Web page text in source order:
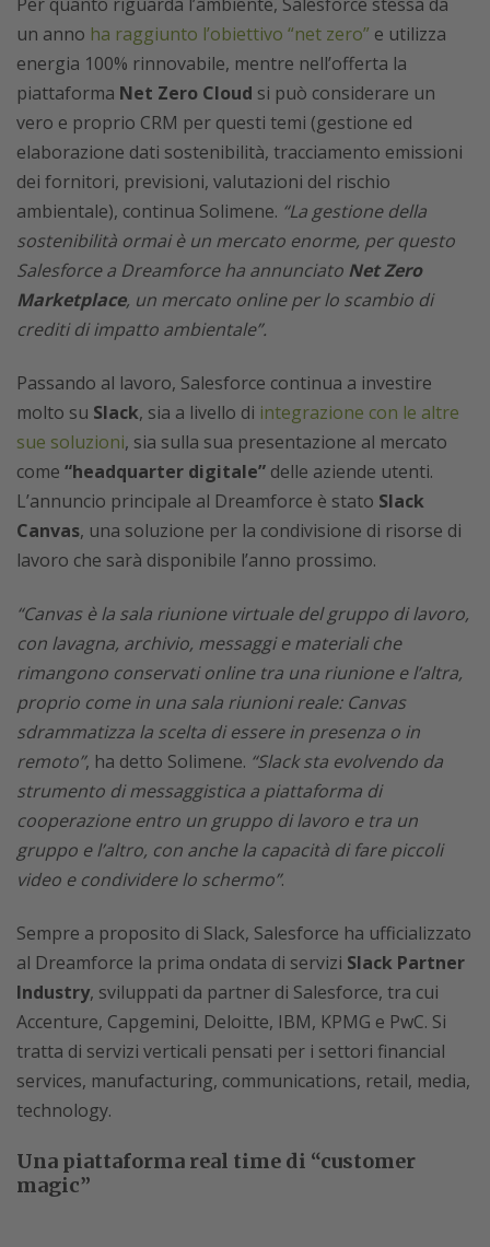
un anno ha raggiunto l’obiettivo “net zero” e utilizza
energia 100% rinnovabile, mentre nell’offerta la
piattaforma Net Zero Cloud si può considerare un
vero e proprio CRM per questi temi (gestione ed
elaborazione dati sostenibilità, tracciamento emissioni
dei fornitori, previsioni, valutazioni del rischio
ambientale), continua Solimene. “La gestione della
sostenibilità ormai è un mercato enorme, per questo
Salesforce a Dreamforce ha annunciato Net Zero
Marketplace, un mercato online per lo scambio di
crediti di impatto ambientale”.
Passando al lavoro, Salesforce continua a investire
molto su Slack, sia a livello di integrazione con le altre
sue soluzioni, sia sulla sua presentazione al mercato
come “headquarter digitale” delle aziende utenti.
L’annuncio principale al Dreamforce è stato Slack
Canvas, una soluzione per la condivisione di risorse di
lavoro che sarà disponibile l’anno prossimo.
“Canvas è la sala riunione virtuale del gruppo di lavoro,
con lavagna, archivio, messaggi e materiali che
rimangono conservati online tra una riunione e l’altra,
proprio come in una sala riunioni reale: Canvas
sdrammatizza la scelta di essere in presenza o in
remoto”, ha detto Solimene. “Slack sta evolvendo da
strumento di messaggistica a piattaforma di
cooperazione entro un gruppo di lavoro e tra un
gruppo e l’altro, con anche la capacità di fare piccoli
video e condividere lo schermo”.
Sempre a proposito di Slack, Salesforce ha ufficializzato
al Dreamforce la prima ondata di servizi Slack Partner
Industry, sviluppati da partner di Salesforce, tra cui
Accenture, Capgemini, Deloitte, IBM, KPMG e PwC. Si
tratta di servizi verticali pensati per i settori financial
services, manufacturing, communications, retail, media,
technology.
Una piattaforma real time di “customer
magic”